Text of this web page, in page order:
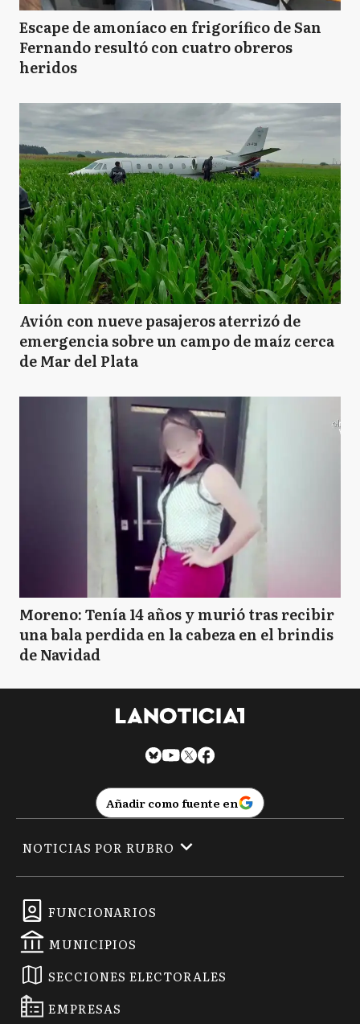
Escape de amoníaco en frigorífico de San
Fernando resultó con cuatro obreros
heridos
Avión con nueve pasajeros aterrizó de
emergencia sobre un campo de maíz cerca
de Mar del Plata
Moreno: Tenía 14 años y murió tras recibir
una bala perdida en la cabeza en el brindis
de Navidad
Añadir como fuente en
FUNCIONARIOS
MUNICIPIOS
SECCIONES ELECTORALES
EMPRESAS
NOTICIAS POR RUBRO